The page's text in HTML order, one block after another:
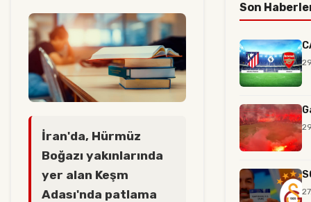
İran'da, Hürmüz
Boğazı yakınlarında
yer alan Keşm
Adası'nda patlama
Son